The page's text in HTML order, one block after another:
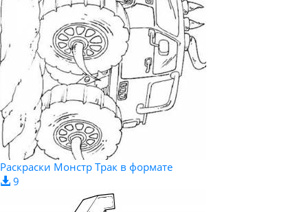
Раскраски Монстр Трак в формате
9